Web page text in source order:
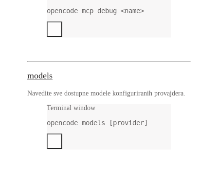
opencode mcp debug <name>
models
Navedite sve dostupne modele konfiguriranih provajdera.
Terminal window
opencode models [provider]